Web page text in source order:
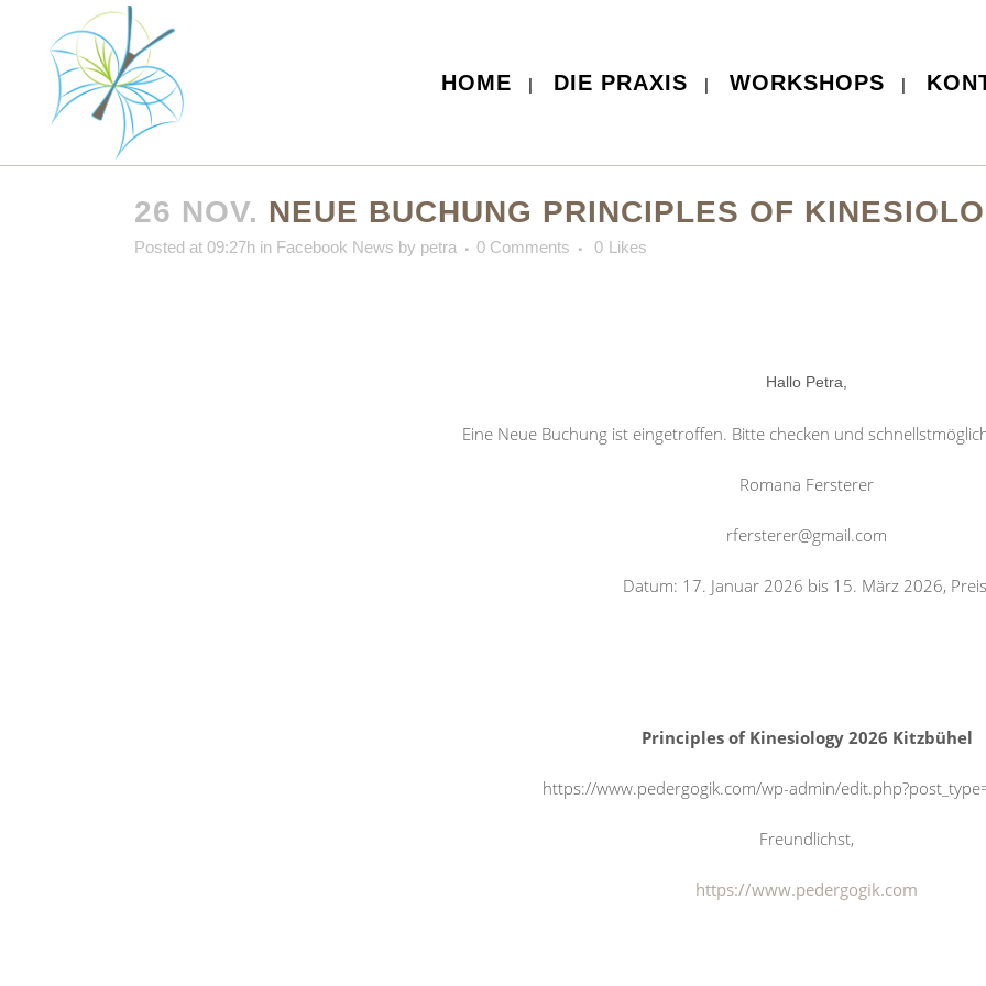
HOME DIE PRAXIS WORKSHOPS
26 NOV. NEUE BUCHUNG PRINCIPLES OF
Posted at 09:27h in Facebook News by petra 0 Comments 0 Likes
Hallo Petra,
Eine Neue Buchung ist eingetroffen. Bitte checken und
Romana Fersterer
rfersterer@gmail.com
Datum: 17. Januar 2026 bis 15. März 2026,
Principles of Kinesiology 2026 Kitzbühel
https://www.pedergogik.com/wp-admin/
Freundlichst,
https://www.pedergogik.com